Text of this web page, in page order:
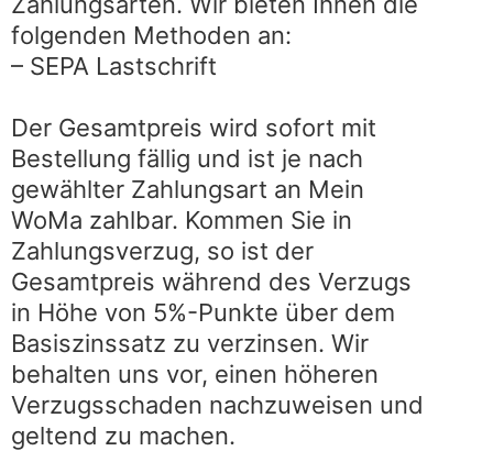
folgenden Methoden an:
– SEPA Lastschrift
Der Gesamtpreis wird sofort mit
Bestellung fällig und ist je nach
gewählter Zahlungsart an Mein
WoMa zahlbar. Kommen Sie in
Zahlungsverzug, so ist der
Gesamtpreis während des Verzugs
in Höhe von 5%-Punkte über dem
Basiszinssatz zu verzinsen. Wir
behalten uns vor, einen höheren
Verzugsschaden nachzuweisen und
geltend zu machen.